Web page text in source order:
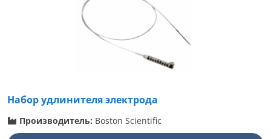
Набор удлинителя электрода
Производитель: Boston Scientific